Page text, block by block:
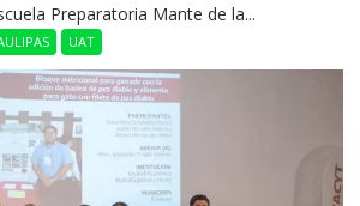
Preparatoria Mante de la...
UAT